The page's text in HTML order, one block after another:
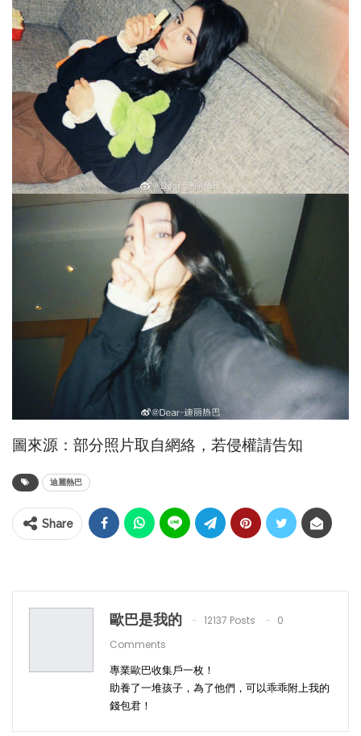
圖來源：部分照片取自網絡，若侵權請告知
迪麗熱巴
Share
歐巴是我的 12137 Posts
0
Comments
專業歐巴收集戶一枚！
助養了一堆孩子，為了他們，可以乖乖附上我的
錢包君！